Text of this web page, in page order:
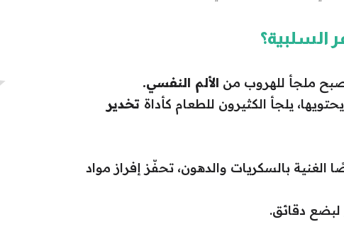
السلبية؟
ملجأ للهروب من الألم النفسي.
يلجأ الكثيرون للطعام كأداة تخدير
بالسكريات والدهون، تحفّز إفراز مواد
لبضع دقائق.